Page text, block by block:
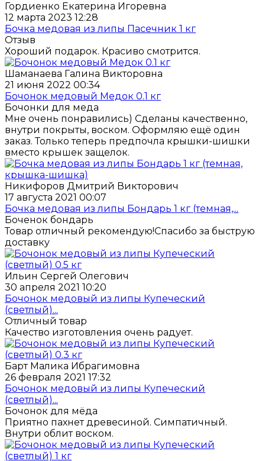
Гордиенко Екатерина Игоревна
12 марта 2023 12:28
Бочка медовая из липы Пасечник 1 кг
Отзыв
Хороший подарок. Красиво смотрится.
Шаманаева Галина Викторовна
21 июня 2022 00:34
Бочонок медовый Медок 0.1 кг
Бочонки для меда
Мне очень понравились) Сделаны качественно,
внутри покрыты, воском. Оформляю ещё один
заказ. Только теперь предпочла крышки-шишки
вместо крышек защелок.
Никифоров Дмитрий Викторович
17 августа 2021 00:07
Бочка медовая из липы Бондарь 1 кг (темная,...
Боченок бондарь
Товар отличный рекомендую!Спасибо за быструю
доставку
Ильин Сергей Олегович
30 апреля 2021 10:20
Бочонок медовый из липы Купеческий
(светлый)...
Отличный товар
Качество изготовления очень радует.
Барт Малика Ибрагимовна
26 февраля 2021 17:32
Бочонок медовый из липы Купеческий
(светлый)...
Бочонок для мёда
Приятно пахнет древесиной. Симпатичный.
Внутри облит воском.